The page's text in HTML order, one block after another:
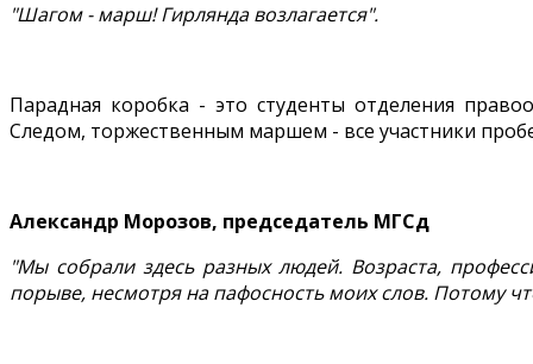
"Шагом - марш! Гирлянда возлагается".
Парадная коробка - это студенты отделения
Следом, торжественным маршем - все участники
Александр Морозов, председатель МГСд
"Мы собрали здесь разных людей. Возраста,
порыве, несмотря на пафосность моих слов. Потому